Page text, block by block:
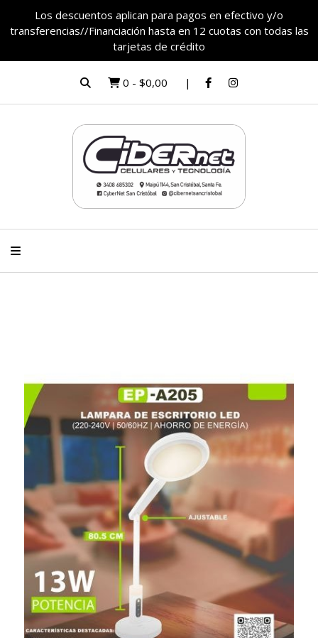
Los descuentos aplican para pagos en efectivo y/o
transferencias//Financiación hasta en 12 cuotas con todas las
tarjetas de crédito
0 - $0,00